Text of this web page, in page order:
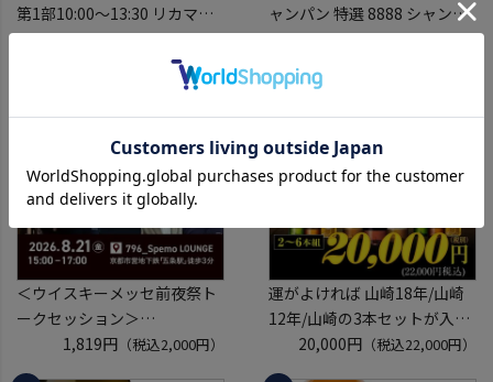
第1部10:00～13:30 リカマン
ウイスキーメッセ in京都
入場券となるeチケットは【8
月中旬】にメールにて配信予
※代引き決済不可
4,091円（税込4,500円）
ャンパン 特選 8888 シャンパ
ン福袋 第29弾 高級シャンパ
ン を探せ！ 超レアシャンパン
が入ってるかも!?【限定300セ
ット】 シャンパーニュ クリス
タル ドンペリP2 NPU 2008
VT リカーマウ
8,080円（税込8,888円）
＜ウイスキーメッセ前夜祭ト
ークセッション＞
8月21日(金)15:00～17:00京都
開催
1,819円（税込2,000円）
運がよければ 山崎18年/山崎
12年/山崎の3本セットが入っ
ているかも！？ ウイスキー福
袋 2～6本組 限定200セット
20,000円 （税込22,000円）